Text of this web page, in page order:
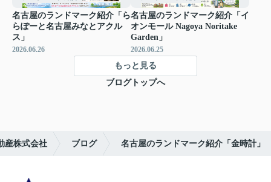
名古屋のランドマーク紹介「ら
らぽーと名古屋みなとアクル
ス」
2026.06.26
名古屋のランドマーク紹介「イ
オンモール Nagoya Noritake
Garden」
2026.06.25
もっと見る
ブログトップへ
産株式会社 ブログ 名古屋のランドマーク紹介「金時計」